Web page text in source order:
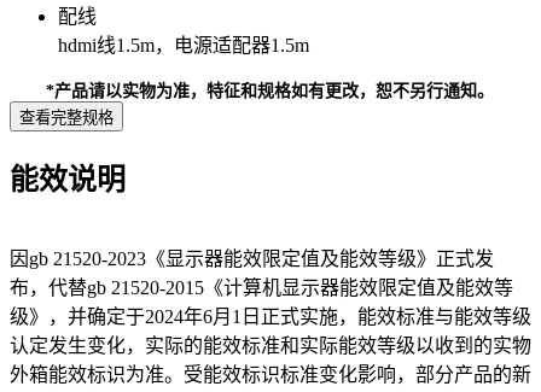
配线
hdmi线1.5m，电源适配器1.5m
*产品请以实物为准，特征和规格如有更改，恕不另行通知。
查看完整规格
能效说明
因gb 21520-2023《显示器能效限定值及能效等级》正式发
布，代替gb 21520-2015《计算机显示器能效限定值及能效等
级》，并确定于2024年6月1日正式实施，能效标准与能效等级
认定发生变化，实际的能效标准和实际能效等级以收到的实物
外箱能效标识为准。受能效标识标准变化影响，部分产品的新